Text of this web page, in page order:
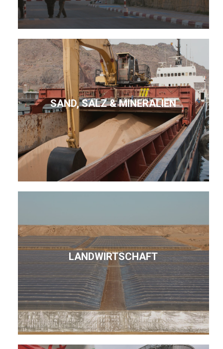
SAND, SALZ & MINERALIEN
LANDWIRTSCHAFT